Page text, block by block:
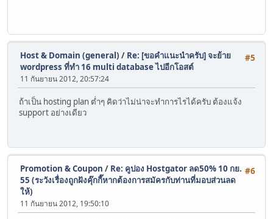
#5
Host & Domain (general) / Re: [ขอคำแนะนำครับ] จะย้าย
wordpress ที่ทำ 16 multi database ไปอีกโอสต์
11 กันยายน 2012, 20:57:24
ถ้าเป็น hosting plan ต่ำๆ คิดว่าไม่น่าจะทำการไรได้ครับ ต้องแจ้ง
support อย่างเดียว
#6
Promotion & Coupon / Re: คูปอง Hostgator ลด50% 10 กย.
55 (ระวังเรื่องถูกฝังคุ๊กกี๊หากต้องการสมัครกับท่านที่มอบส่วนลด
ให้)
11 กันยายน 2012, 19:50:10